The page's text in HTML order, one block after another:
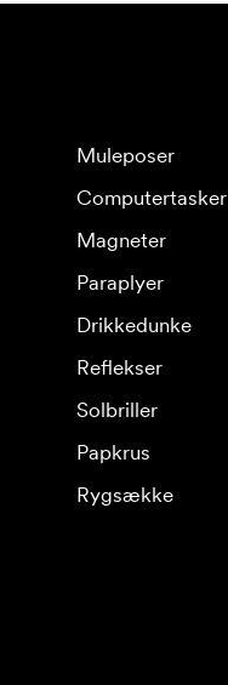
Muleposer
Computertasker
Magneter
Paraplyer
Drikkedunke
Reflekser
Solbriller
Papkrus
Rygsække